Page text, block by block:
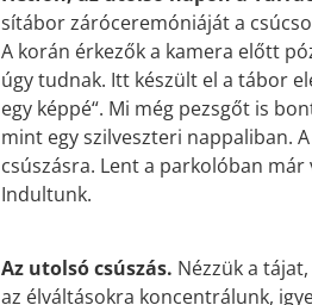
sítábor záróceremóniáját a
A korán érkezők a kamera előtt
úgy tudnak. Itt készült el a tábor
egy képpé“. Mi még pezsgőt is
mint egy szilveszteri nappaliban.
csúszásra. Lent a parkolóban
Indultunk.
Az utolsó csúszás. Nézzük a
az élváltásokra koncentrálunk,